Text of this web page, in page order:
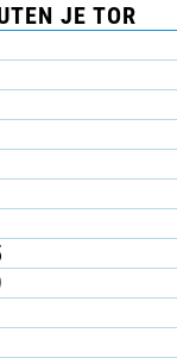
JE TOR